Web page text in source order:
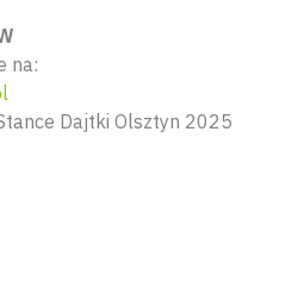
na:
Dajtki Olsztyn 2025